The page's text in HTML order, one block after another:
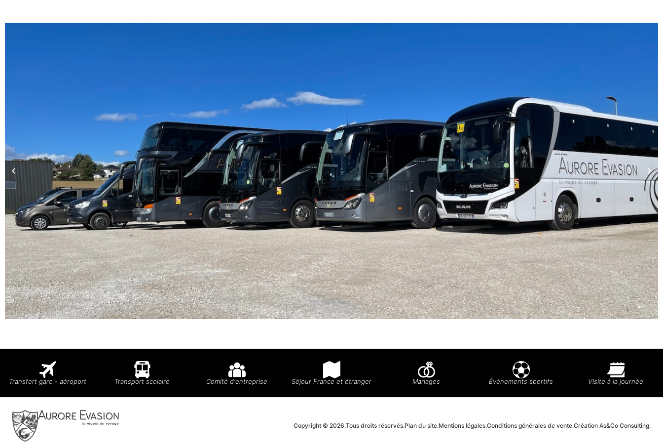
Transfert gare - aéroport Transport scolaire Comité d'entreprise Séjour France et étranger Mariages Événements sportifs Visite à la journée
Copyright © 2026.Tous droits réservés.Plan du site.Mentions légales.Conditions générales de vente.Création As&Co Consulting.